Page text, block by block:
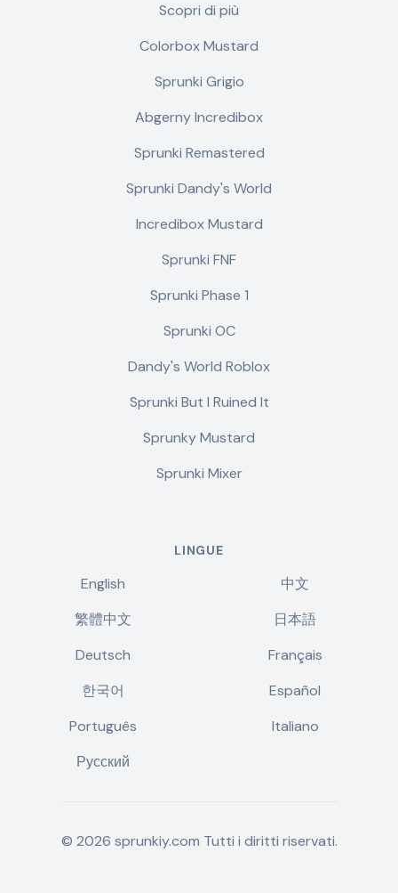
Scopri di più
Colorbox Mustard
Sprunki Grigio
Abgerny Incredibox
Sprunki Remastered
Sprunki Dandy's World
Incredibox Mustard
Sprunki FNF
Sprunki Phase 1
Sprunki OC
Dandy's World Roblox
Sprunki But I Ruined It
Sprunky Mustard
Sprunki Mixer
LINGUE
English
中文
繁體中文
日本語
Deutsch
Français
한국어
Español
Português
Italiano
Русский
© 2026 sprunkiy.com Tutti i diritti riservati.